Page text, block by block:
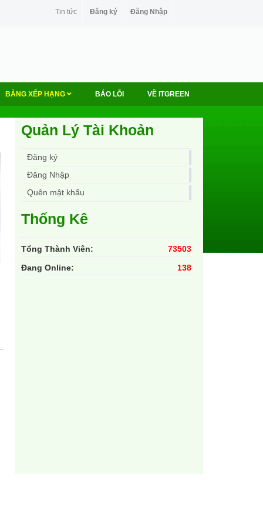
Tin tức Đăng ký Đăng Nhập
BẢNG XẾP HẠNG BÁO LỖI VỀ ITGREEN
Quản Lý Tài Khoản
Đăng ký
Đăng Nhập
Quên mật khẩu
Thống Kê
Tổng Thành Viên:
73503
Đang Online:
138